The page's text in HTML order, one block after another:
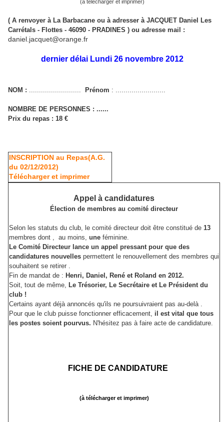
(à télécharger et imprimer)
( A renvoyer à La Barbacane ou à adresser à JACQUET Daniel Les
Carrétals - Flottes - 46090 - PRADINES ) ou adresse mail :
daniel.jacquet@orange.fr
dernier délai Lundi 26 novembre 2012
NOM : .......................... Prénom : .........................
NOMBRE DE PERSONNES : ......
Prix du repas : 18 €
INSCRIPTION au Repas(A.G.
du 02/12/2012)
Télécharger et imprimer
Appel à candidatures
Élection de membres au comité directeur
Selon les statuts du club, le comité directeur doit être constitué de 13
membres dont , au moins, une féminine.
Le Comité Directeur lance un appel pressant pour que des
candidatures nouvelles permettent le renouvellement des membres qui
souhaitent se retirer .
Fin de mandat de : Henri, Daniel, René et Roland en 2012.
Soit, tout de même, Le Trésorier, Le Secrétaire et Le Président du
club !
Certains ayant déjà annoncés qu'ils ne poursuivraient pas au-delà .
Pour que le club puisse fonctionner efficacement, il est vital que tous
les postes soient pourvus. N'hésitez pas à faire acte de candidature.
FICHE DE CANDIDATURE
(à télécharger et imprimer)